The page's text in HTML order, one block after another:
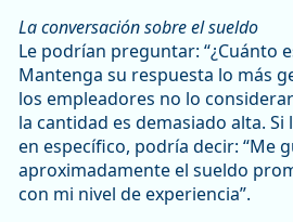
La conversación sobre el sueldo
Le podrían preguntar: “¿Cuánto
Mantenga su respuesta lo más
los empleadores no lo
la cantidad es demasiado alta.
en específico, podría decir: “Me
aproximadamente el sueldo
con mi nivel de experiencia”.